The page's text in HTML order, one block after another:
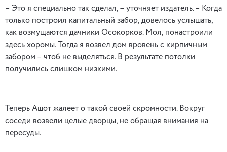
– Это я специально так сделал, – уточняет издатель. – Когда
только построил капитальный забор, довелось услышать,
как возмущаются дачники Осокорков. Мол, понастроили
здесь хоромы. Тогда я возвел дом вровень с кирпичным
забором – чтоб не выделяться. В результате потолки
получились слишком низкими.
Теперь Ашот жалеет о такой своей скромности. Вокруг
соседи возвели целые дворцы, не обращая внимания на
пересуды.